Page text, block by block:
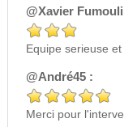
@Xavier
Equipe serieuse
@André45 :
Merci pour